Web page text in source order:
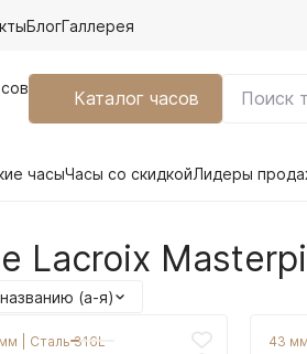
БлогГаллерея
Каталог часов
часыЧасы со скидкойЛидеры
Lacroix
(а-я)
Сталь 316L 43 мм